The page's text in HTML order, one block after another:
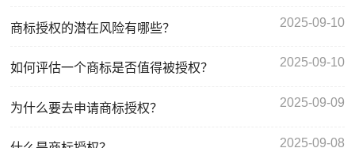
商标授权的潜在风险有哪些？ 2025-09-10
如何评估一个商标是否值得被授权？ 2025-09-10
为什么要去申请商标授权？ 2025-09-09
2025-09-08